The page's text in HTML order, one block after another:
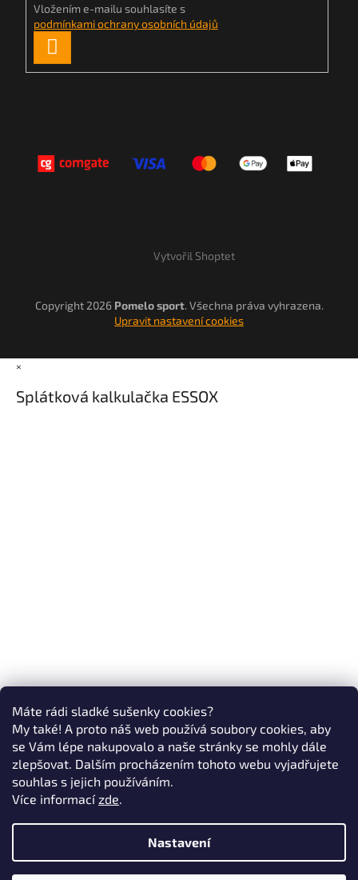
Máte rádi sladké sušenky cookies?
My také! A proto náš web používá soubory cookies, aby
se Vám lépe nakupovalo a naše stránky se mohly dále
zlepšovat. Dalším procházením tohoto webu vyjadřujete
souhlas s jejich používáním.
Více informacízde.
Nastavení
Vložením e-mailu souhlasíte s
podmínkami ochrany osobních údajů
SE
Vytvořil Shoptet
Copyright 2026 Pomelo sport. Všechna práva vyhrazena.
Upravit nastavení cookies
×
Splátková kalkulačka ESSOX